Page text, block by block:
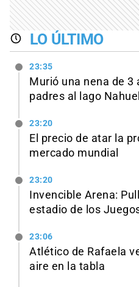
LO ÚLTIMO
23:35
Murió una nena de
padres al lago
23:20
El precio de atar la
mercado mundial
23:20
Invencible Arena:
estadio de los
23:06
Atlético de Rafaela
aire en la tabla